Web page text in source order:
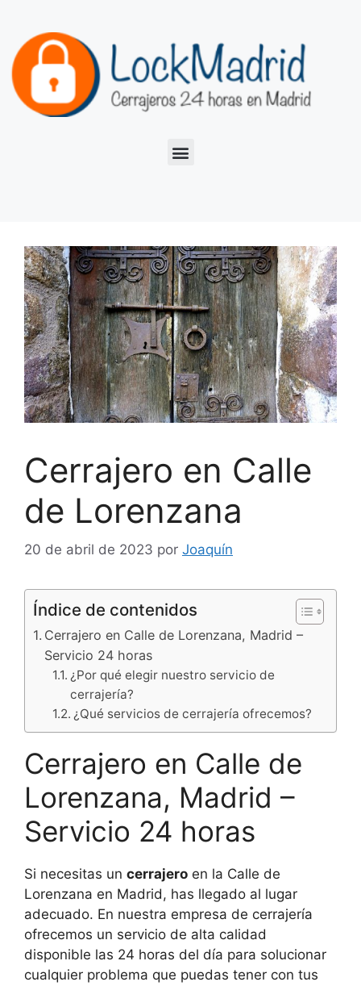
Cerrajero en Calle
de Lorenzana
20 de abril de 2023 por Joaquín
Índice de contenidos
Cerrajero en Calle de Lorenzana, Madrid –
Servicio 24 horas
¿Por qué elegir nuestro servicio de
cerrajería?
¿Qué servicios de cerrajería ofrecemos?
Cerrajero en Calle de
Lorenzana, Madrid –
Servicio 24 horas
Si necesitas un cerrajero en la Calle de
Lorenzana en Madrid, has llegado al lugar
adecuado. En nuestra empresa de cerrajería
ofrecemos un servicio de alta calidad
disponible las 24 horas del día para solucionar
cualquier problema que puedas tener con tus